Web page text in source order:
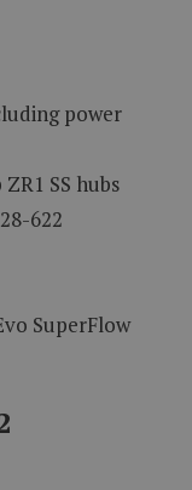
power
SS hubs
622
SuperFlow